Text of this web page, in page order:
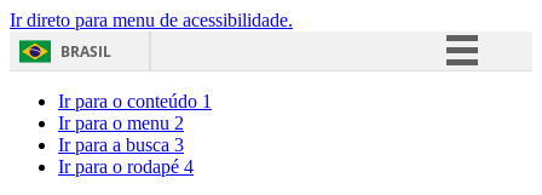
Ir direto para menu de acessibilidade.
BRASIL
Ir para o conteúdo 1
Ir para o menu 2
Ir para a busca 3
Ir para o rodapé 4